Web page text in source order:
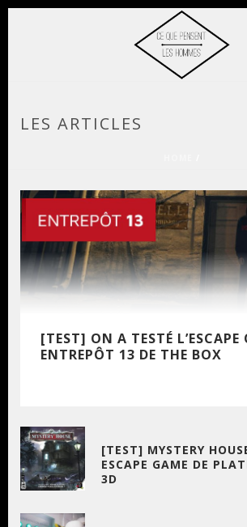
LES ARTICLES
[TEST] ON A TESTÉ L’ESCAPE
ENTREPÔT 13 DE THE BOX
[TEST] MYSTERY
ESCAPE GAME DE
3D